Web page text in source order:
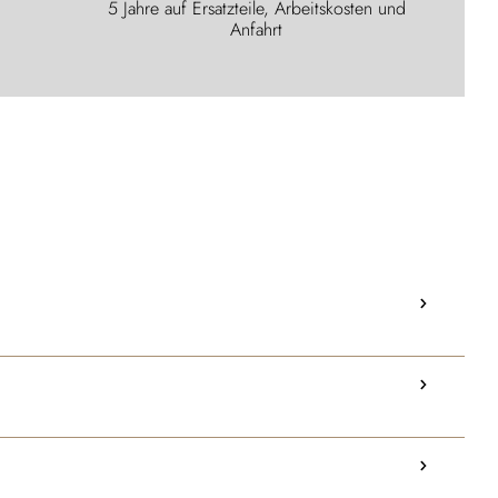
5 Jahre auf Ersatzteile, Arbeitskosten und
Anfahrt